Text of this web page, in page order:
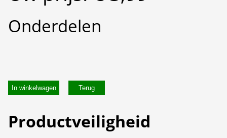
Onderdelen
In winkelwagen
Productveiligheid